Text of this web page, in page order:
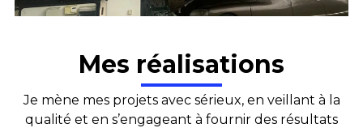
Mes réalisations
Je mène mes projets avec sérieux, en veillant à la
qualité et en s’engageant à fournir des résultats